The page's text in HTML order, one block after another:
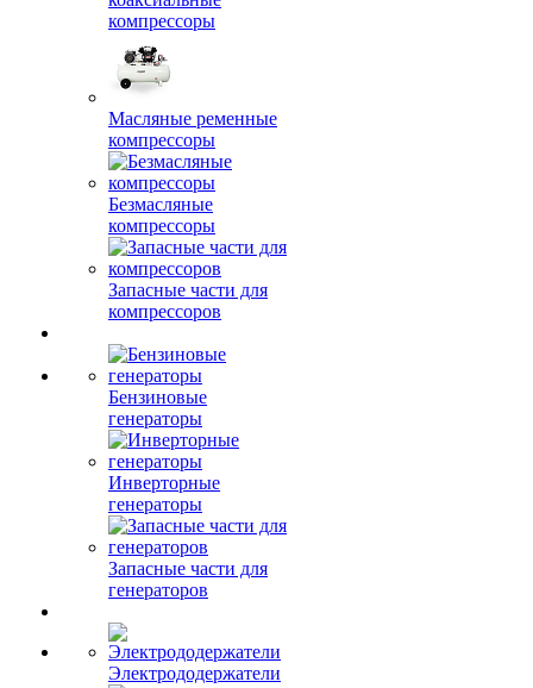
компрессоры
Масляные ременные
компрессоры
Безмасляные
компрессоры
Запасные части для
компрессоров
Бензиновые
генераторы
Инверторные
генераторы
Запасные части для
генераторов
Электрододержатели